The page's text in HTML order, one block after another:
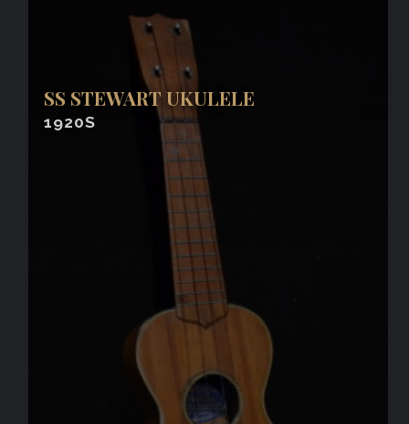
SS STEWART UKULELE
1920S